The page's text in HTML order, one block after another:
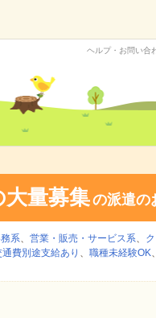
ヘルプ・お問い合
量募集の派遣の
系、 営業・販売・サービス系、
通費別途支給あり 、 職種未経験OK、